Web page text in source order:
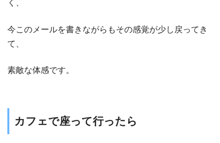
く、
今このメールを書きながらもその感覚が少し戻ってき
て、
素敵な体感です。
カフェで座って行ったら